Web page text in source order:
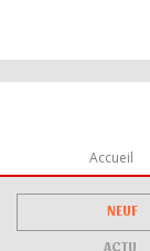
Accueil
NEUF
ACTU